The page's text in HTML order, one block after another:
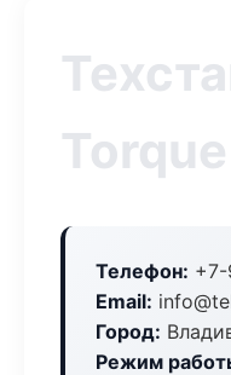
Torque
Телефон:
Email:
Город:
Режим